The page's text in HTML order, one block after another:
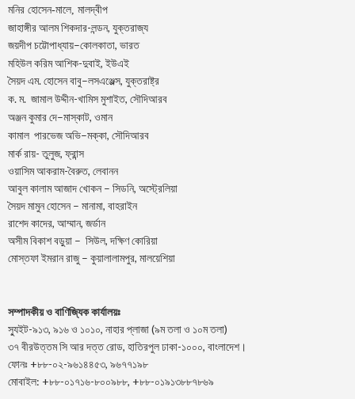
মনির হোসেন-মালে, মালদ্বীপ
জাহাঙ্গীর আলম শিকদার-লন্ডন, যুক্তরাজ্য
জয়দীপ চট্টোপাধ্যায়–কোলকাতা, ভারত
মহিউল করিম আশিক-দুবাই, ইউএই
সৈয়দ এম. হোসেন বাবু–লসএঞ্জেল্স, যুক্তরাষ্ট্র
ক. ম. জামাল উদ্দীন-খামিস মুশাইত, সৌদিআরব
অঞ্জন কুমার দে–মাস্কাট, ওমান
কামাল পারভেজ অভি–মক্কা, সৌদিআরব
মার্ক রায়- তুলুজ, ফ্রান্স
ওয়াসিম আকরাম-বৈরুত, লেবানন
আবুল কালাম আজাদ খোকন – সিডনি, অস্ট্রেলিয়া
সৈয়দ মামুন হোসেন – মানামা, বাহরাইন
রাশেদ কাদের, আম্মান, জর্ডান
অসীম বিকাশ বড়ুয়া – সিউল, দক্ষিণ কোরিয়া
মোস্তফা ইমরান রাজু – কুয়ালালামপুর, মালয়েশিয়া
সম্পাদকীয় ও বাণিজ্যিক কার্যালয়ঃ
স্যুইট-৯১৩, ৯১৬ ও ১০১০, নাহার প্লাজা (৯ম তলা ও ১০ম তলা)
৩৭ বীরউত্তম সি আর দত্ত রোড, হাতিরপুল ঢাকা-১০০০, বাংলাদেশ।
ফোনঃ +৮৮-০২-৯৬১৪৪৫৩, ৯৬৭৭১৯৮
মোবাইল: +৮৮-০১৭১৬-৮০০৯৮৮, +৮৮-০১৯১৩৮৮৭৮৬৯